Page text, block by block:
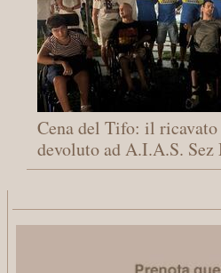
Cena del Tifo: il
devoluto ad A.I.A.S. Sez